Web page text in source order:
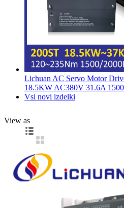
Lichuan AC Servo Motor
18.5KW AC380V 31.6A
Vsi novi izdelki
View as